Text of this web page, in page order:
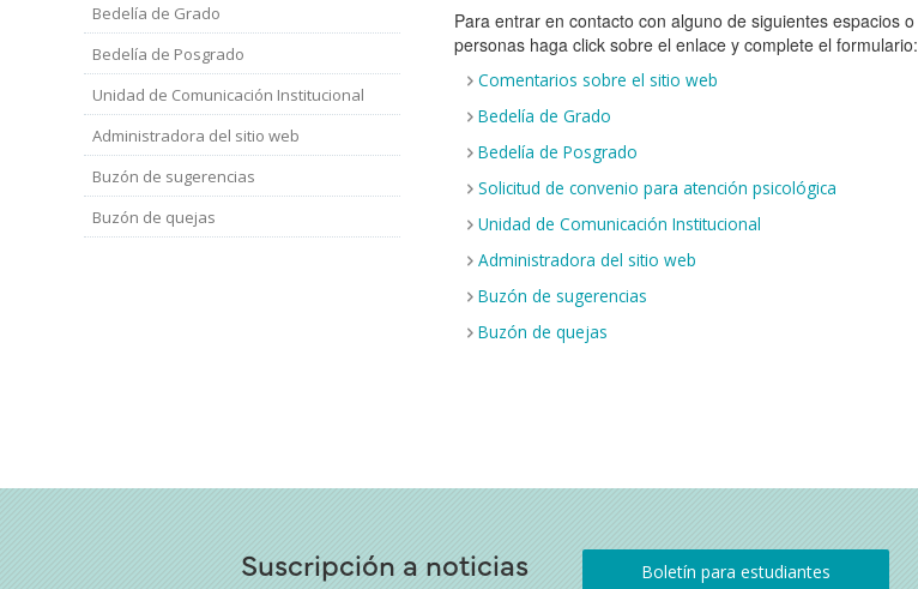
Bedelía de Grado
Bedelía de Posgrado
Unidad de Comunicación Institucional
Administradora del sitio web
Buzón de sugerencias
Buzón de quejas
Para entrar en contacto con alguno de siguientes espacios o
personas haga click sobre el enlace y complete el formulario:
Comentarios sobre el sitio web
Bedelía de Grado
Bedelía de Posgrado
Solicitud de convenio para atención psicológica
Unidad de Comunicación Institucional
Administradora del sitio web
Buzón de sugerencias
Buzón de quejas
Suscripción a noticias